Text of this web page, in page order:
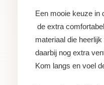
Een mooie keuze in
de extra
materiaal die
daarbij nog extra
Kom langs en voel